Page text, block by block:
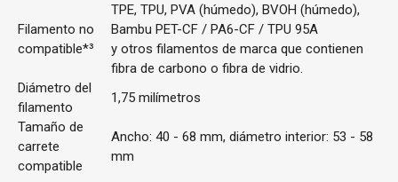
Filamento no
compatible*³
TPE, TPU, PVA (húmedo), BVOH (húmedo),
Bambu PET-CF / PA6-CF / TPU 95A
y otros filamentos de marca que contienen
fibra de carbono o fibra de vidrio.
Diámetro del
filamento
1,75 milímetros
Tamaño de
carrete
compatible
Ancho: 40 - 68 mm, diámetro interior: 53 - 58
mm